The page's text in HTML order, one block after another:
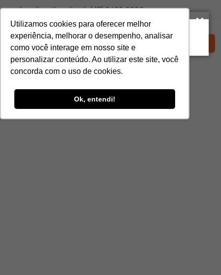
Solicite um orçamento
Utilizamos cookies para oferecer melhor
experiência, melhorar o desempenho, analisar
como você interage em nosso site e
personalizar conteúdo. Ao utilizar este site, você
concorda com o uso de cookies.
Ok, entendi!
(67) 3420-3200